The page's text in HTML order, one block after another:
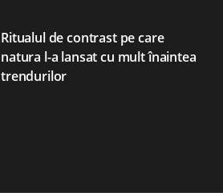
Ritualul de contrast pe care
natura l-a lansat cu mult înaintea
trendurilor